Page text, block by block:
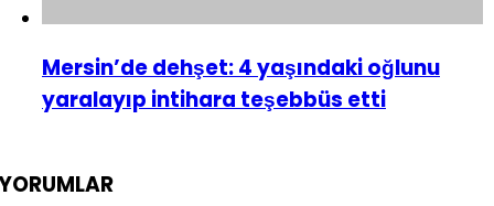
Mersin’de dehşet: 4 yaşındaki oğlunu
yaralayıp intihara teşebbüs etti